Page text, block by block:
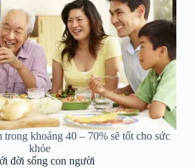
khoảng 40 – 70% sẽ tốt cho sức
khỏe
đời sống con người